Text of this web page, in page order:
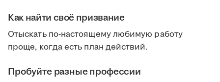
Как найти своё призвание
Отыскать по-настоящему любимую работу
проще, когда есть план действий.
Пробуйте разные профессии